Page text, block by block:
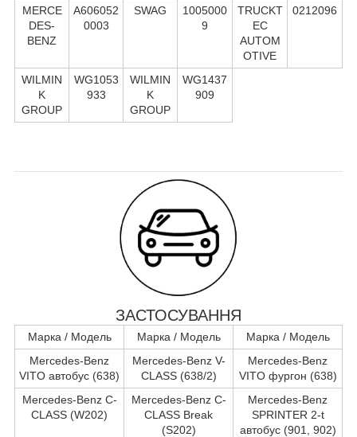
MERCE
DES-
BENZ
A606052
0003
SWAG
1005000
9
TRUCKT
EC
AUTOM
OTIVE
0212096
WILMIN
K
GROUP
WG1053
933
WILMIN
K
GROUP
WG1437
909
ЗАСТОСУВАННЯ
Марка / Модель Марка / Модель
Марка / Модель
Mercedes-Benz
VITO автобус (638)
Mercedes-Benz V-
CLASS (638/2)
Mercedes-Benz
VITO фургон (638)
Mercedes-Benz C-
CLASS (W202)
Mercedes-Benz C-
CLASS Break
(S202)
Mercedes-Benz
SPRINTER 2-t
автобус (901, 902)